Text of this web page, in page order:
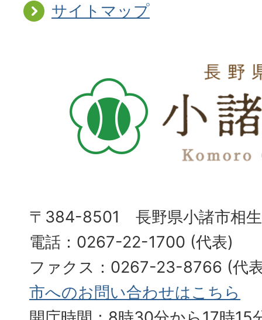
サイトマップ
〒384-8501 長野県小諸市相
電話：0267-22-1700 (代表)
ファクス：0267-23-8766 (
市へのお問い合わせはこちら